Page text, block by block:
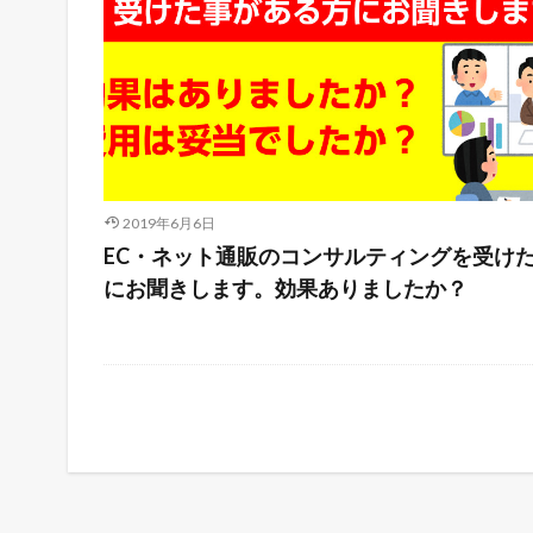
2019年6月6日
EC・ネット通販のコンサルティングを受け
にお聞きします。効果ありましたか？